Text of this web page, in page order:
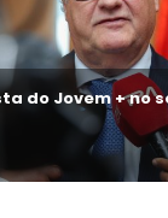
Director-
Jovem +
5 de Agosto,